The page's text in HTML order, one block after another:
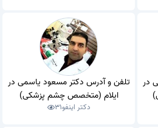
در
تلفن و آدرس دکتر مسعود یاسمی در
ایلام (متخصص چشم پزشکی)
دکتر اینفو31